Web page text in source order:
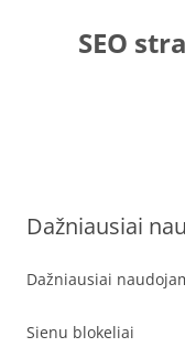
contentSEO
Dažniausiai
Dažniausiai
Sienu blokeliai